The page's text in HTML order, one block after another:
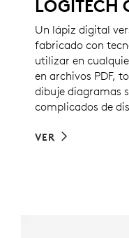
LOGITECH
Un lápiz digital
fabricado con
utilizar en
en archivos PDF,
dibuje diagramas
complicados de
VER